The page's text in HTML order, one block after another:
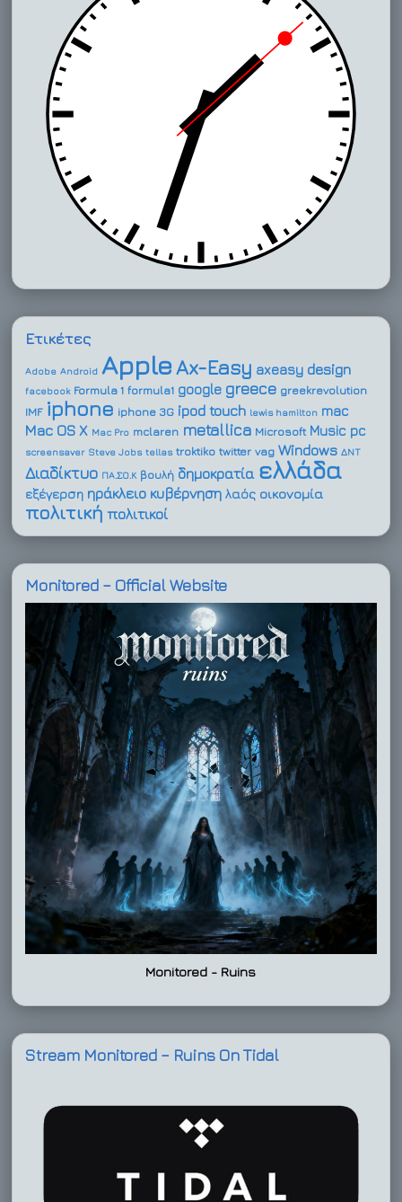
Ετικέτες
Adobe Android AppleAx-Easy axeasy design
facebook Formula 1 formula1 google greece greekrevolution
IMF iphone iphone 3G ipod touch lewis hamilton mac
Mac OS X Mac Pro mclaren metallica Microsoft Music pc
screensaver Steve Jobs tellas troktiko twitter vag Windows ΔΝΤ
Διαδίκτυο ΠΑ.ΣΟ.Κ βουλή δημοκρατία ελλάδα
εξέγερση ηράκλειο κυβέρνηση λαός οικονομία
πολιτική πολιτικοί
Monitored – Official Website
Monitored - Ruins
Stream Monitored – Ruins On Tidal